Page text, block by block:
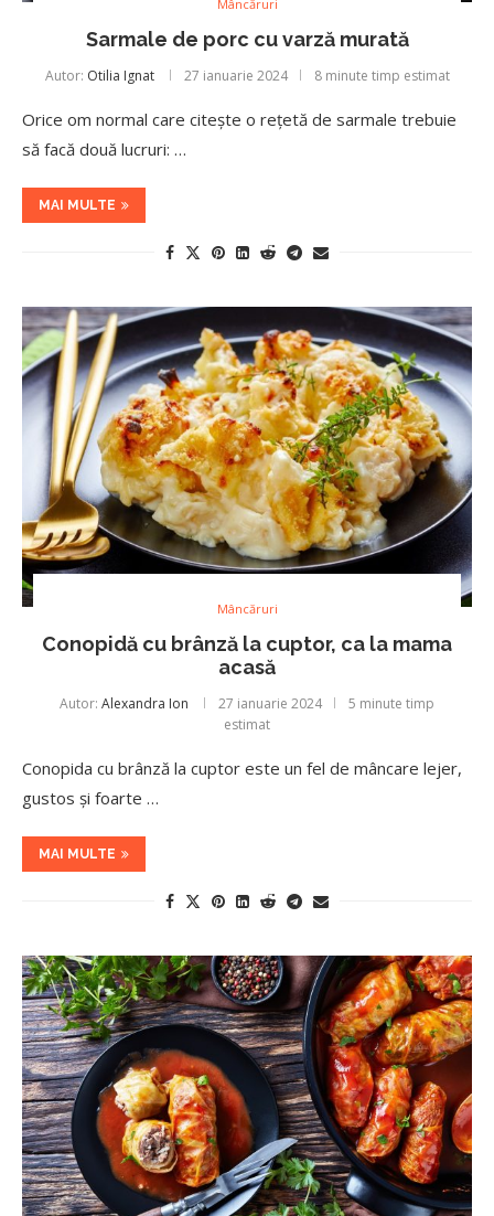
Mâncăruri
Sarmale de porc cu varză murată
Autor: Otilia Ignat 27 ianuarie 2024 8 minute timp estimat
Orice om normal care citește o rețetă de sarmale trebuie
să facă două lucruri: …
MAI MULTE
Mâncăruri
Conopidă cu brânză la cuptor, ca la mama
acasă
Autor: Alexandra Ion 27 ianuarie 2024
5 minute timp
estimat
Conopida cu brânză la cuptor este un fel de mâncare lejer,
gustos și foarte …
MAI MULTE